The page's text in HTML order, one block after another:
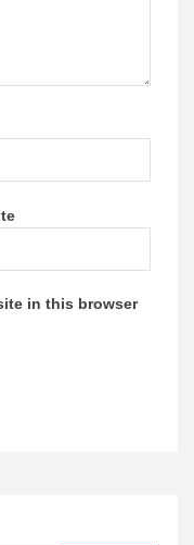
in this browser